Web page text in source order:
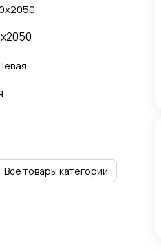
Все товары категории